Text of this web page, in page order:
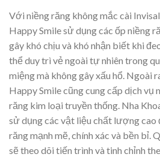
Với niềng răng không mắc cài
Happy Smile sử dụng các ốp niềng
gây khó chịu và khó nhận biết khi
thể duy trì vẻ ngoài tự nhiên trong
miệng mà không gây xấu hổ. Ngoài
Happy Smile cũng cung cấp dịch vụ
răng kim loại truyền thống. Nha
sử dụng các vật liệu chất lượng cao
răng mạnh mẽ, chính xác và bền bỉ.
sẽ theo dõi tiến trình và tinh chỉnh